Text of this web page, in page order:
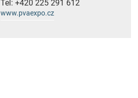
Tel: +420 225 291 612
www.pvaexpo.cz